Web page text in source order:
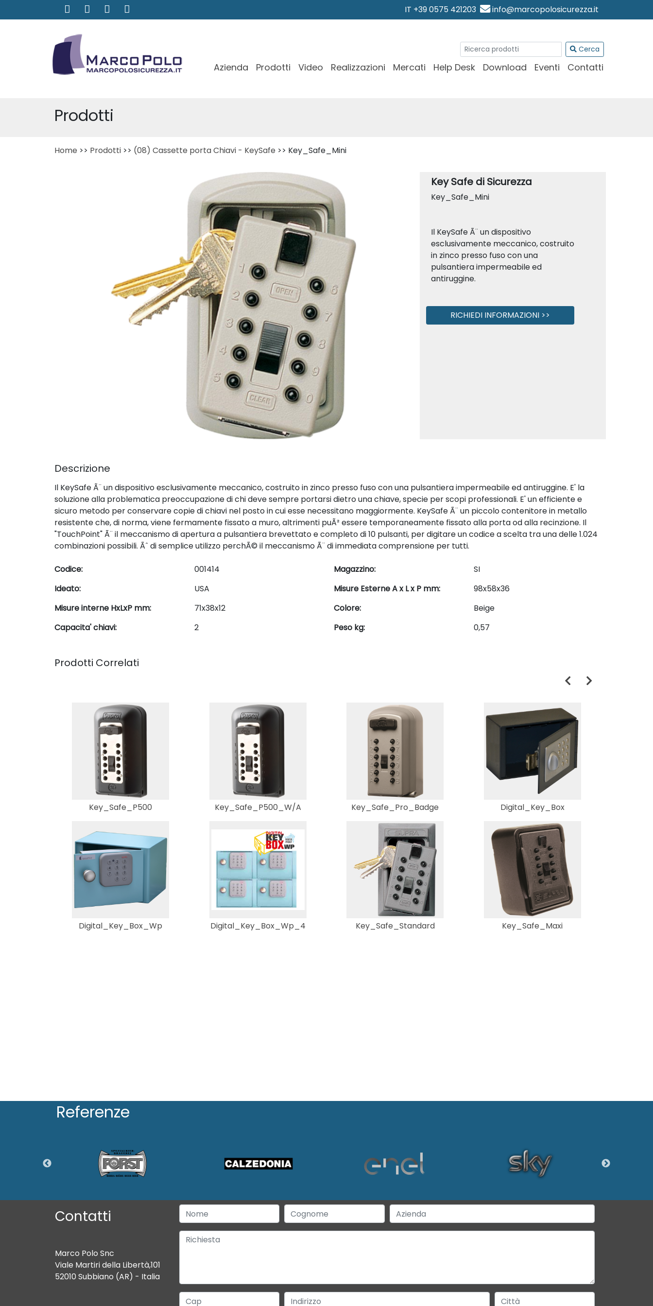
IT +39 0575 421203 info@marcopolosicurezza.it
Azienda Prodotti Video Realizzazioni Mercati Help Desk Download Eventi Contatti
Cerca
Prodotti
Home >> Prodotti >> (08) Cassette porta Chiavi - KeySafe >> Key_Safe_Mini
Key Safe di Sicurezza
Key_Safe_Mini
Il KeySafe Ã¨ un dispositivo
esclusivamente meccanico, costruito
in zinco presso fuso con una
pulsantiera impermeabile ed
antiruggine.
RICHIEDI INFORMAZIONI >>
Descrizione
Il KeySafe Ã¨ un dispositivo esclusivamente meccanico, costruito in zinco presso fuso con una pulsantiera impermeabile ed antiruggine. E' la
soluzione alla problematica preoccupazione di chi deve sempre portarsi dietro una chiave, specie per scopi professionali. E' un efficiente e
sicuro metodo per conservare copie di chiavi nel posto in cui esse necessitano maggiormente. KeySafe Ã¨ un piccolo contenitore in metallo
resistente che, di norma, viene fermamente fissato a muro, altrimenti puÃ² essere temporaneamente fissato alla porta od alla recinzione. Il
"TouchPoint" Ã¨ il meccanismo di apertura a pulsantiera brevettato e completo di 10 pulsanti, per digitare un codice a scelta tra una delle 1.024
combinazioni possibili. Ãˆ di semplice utilizzo perchÃ© il meccanismo Ã¨ di immediata comprensione per tutti.
Codice: 001414 Magazzino:
SI
Ideato:
USA Misure Esterne A x L x P mm:
98x58x36
Misure interne HxLxP mm:
71x38x12 Colore:
Beige
Capacita' chiavi:
2 Peso kg: 0,57
Prodotti Correlati
Key_Safe_P500 Key_Safe_P500_W/A Key_Safe_Pro_Badge Digital_Key_Box
Digital_Key_Box_Wp Digital_Key_Box_Wp_4 Key_Safe_Standard Key_Safe_Maxi
Referenze
Contatti
Marco Polo Snc
Viale Martiri della Libertà,101
52010 Subbiano (AR) - Italia